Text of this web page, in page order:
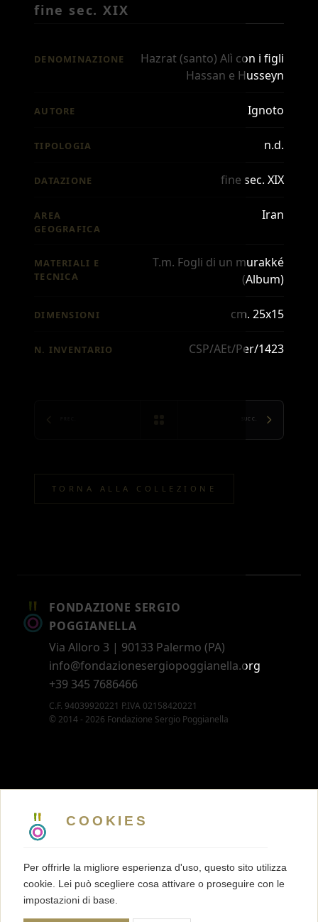
COOKIES
Per offrirle la migliore esperienza d'uso, questo sito utilizza
cookie. Lei può scegliere cosa attivare o proseguire con le
impostazioni di base.
fine sec. XIX
DENOMINAZIONE
Hazrat (santo) Alì con i figli
Hassan e Husseyn
AUTORE Ignoto
TIPOLOGIA n.d.
DATAZIONE fine sec. XIX
AREA
GEOGRAFICA
Iran
MATERIALI E
TECNICA
T.m. Fogli di un murakké
(Album)
DIMENSIONI cm. 25x15
N. INVENTARIO CSP/AEt/Per/1423
SUCC.
TORNA ALLA COLLEZIONE
FONDAZIONE SERGIO
POGGIANELLA
Via Alloro 3 | 90133 Palermo (PA)
info@fondazionesergiopoggianella.org
+39 345 7686466
C.F. 94039920221 P.IVA 02158420221
© 2014 - 2026 Fondazione Sergio Poggianella
5 X MILLE
MEMBERSHIP
TRASPARENZA
TERMINI E CONDIZIONI
PRIVACY